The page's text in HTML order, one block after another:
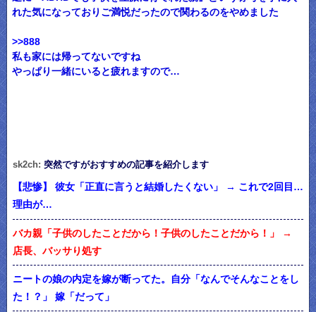
れた気になっておりご満悦だったので関わるのをやめました
>>888
私も家には帰ってないですね
やっぱり一緒にいると疲れますので…
sk2ch: 突然ですがおすすめの記事を紹介します
【悲惨】 彼女「正直に言うと結婚したくない」 → これで2回目…
理由が…
バカ親「子供のしたことだから！子供のしたことだから！」 →
店長、バッサり処す
ニートの娘の内定を嫁が断ってた。自分「なんでそんなことをし
た！？」 嫁「だって」